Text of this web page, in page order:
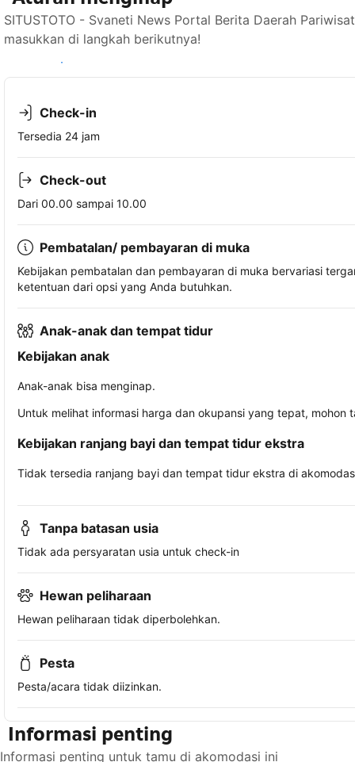
SITUSTOTO - Svaneti News Portal Berita Daerah
masukkan di langkah berikutnya!
Lihat ketersediaan
Check-in
Tersedia 24 jam
Check-out
Dari 00.00 sampai 10.00
Pembatalan/ pembayaran di muka
Kebijakan pembatalan dan pembayaran di muka bervariasi
ketentuan dari opsi yang Anda butuhkan.
Anak-anak dan tempat tidur
Kebijakan anak
Anak-anak bisa menginap.
Untuk melihat informasi harga dan okupansi yang tepat,
Kebijakan ranjang bayi dan tempat tidur ekstra
Tidak tersedia ranjang bayi dan tempat tidur ekstra di
Tanpa batasan usia
Tidak ada persyaratan usia untuk check-in
Hewan peliharaan
Hewan peliharaan tidak diperbolehkan.
Pesta
Pesta/acara tidak diizinkan.
Informasi penting
Informasi penting untuk tamu di akomodasi ini